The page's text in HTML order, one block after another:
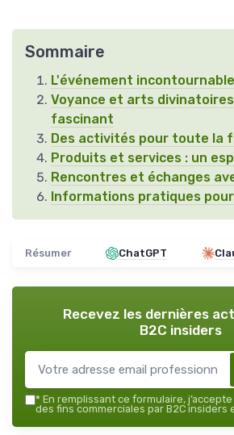
Sommaire
L'événement
Voyance et arts divinatoires
fascinant
Des activités pour toute la
Produits et services : un
Rencontres et échanges
Informations pratiques
Résumer ChatGPT
Recevez les dernières
B2C insiders
* En remplissant ce formulaire,
des fins commerciales par B2C insiders